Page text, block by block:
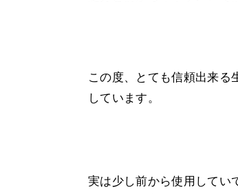
この度、とても信頼出来る
しています。
実は少し前から使用してい